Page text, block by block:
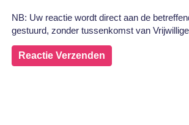
NB: Uw reactie wordt direct aan de
gestuurd, zonder tussenkomst van